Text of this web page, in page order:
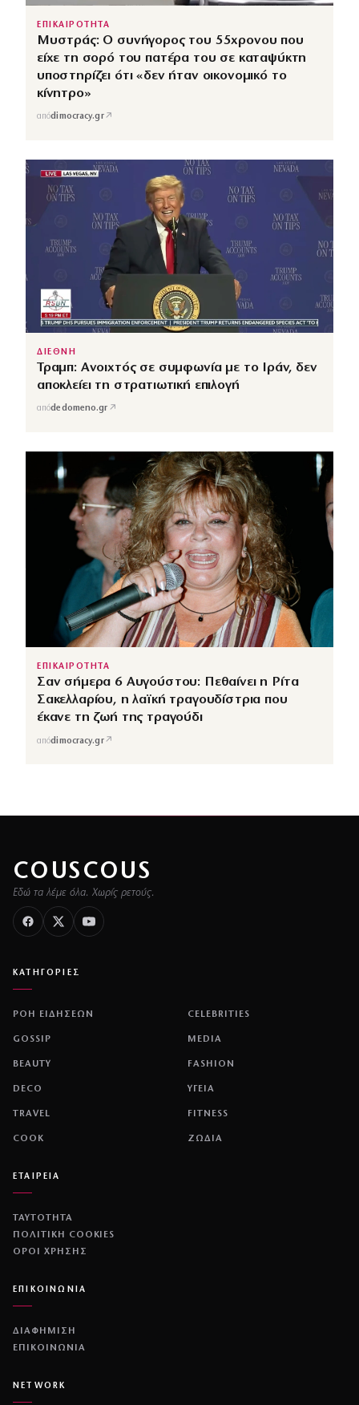
ΕΠΙΚΑΙΡΟΤΗΤΑ
Μυστράς: Ο συνήγορος του 55χρονου που
είχε τη σορό του πατέρα του σε καταψύκτη
υποστηρίζει ότι «δεν ήταν οικονομικό το
κίνητρο»
απόdimocracy.gr↗
ΔΙΕΘΝΗ
Τραμπ: Ανοιχτός σε συμφωνία με το Ιράν, δεν
αποκλείει τη στρατιωτική επιλογή
απόdedomeno.gr ↗
ΕΠΙΚΑΙΡΟΤΗΤΑ
Σαν σήμερα 6 Αυγούστου: Πεθαίνει η Ρίτα
Σακελλαρίου, η λαϊκή τραγουδίστρια που
έκανε τη ζωή της τραγούδι
απόdimocracy.gr↗
COUSCOUS
Εδώ τα λέμε όλα. Χωρίς ρετούς.
ΚΑΤΗΓΟΡΙΕΣ
ΡΟΗ ΕΙΔΗΣΕΩΝ CELEBRITIES
GOSSIP MEDIA
BEAUTY FASHION
DECO ΥΓΕΙΑ
TRAVEL FITNESS
COOK ΖΩΔΙΑ
ΕΤΑΙΡΕΙΑ
ΤΑΥΤΟΤΗΤΑ
ΠΟΛΙΤΙΚΉ COOKIES
ΌΡΟΙ ΧΡΉΣΗΣ
ΕΠΙΚΟΙΝΩΝΙΑ
ΔΙΑΦΗΜΙΣΗ
ΕΠΙΚΟΙΝΩΝΙΑ
NETWORK